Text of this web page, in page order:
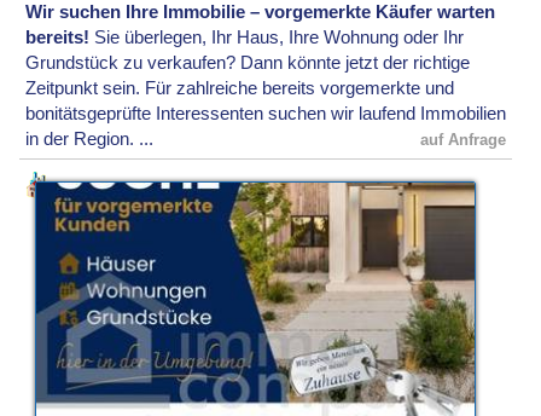
Wir suchen Ihre Immobilie – vorgemerkte Käufer warten
bereits! Sie überlegen, Ihr Haus, Ihre Wohnung oder Ihr
Grundstück zu verkaufen? Dann könnte jetzt der richtige
Zeitpunkt sein. Für zahlreiche bereits vorgemerkte und
bonitätsgeprüfte Interessenten suchen wir laufend Immobilien
in der Region. ...
auf Anfrage